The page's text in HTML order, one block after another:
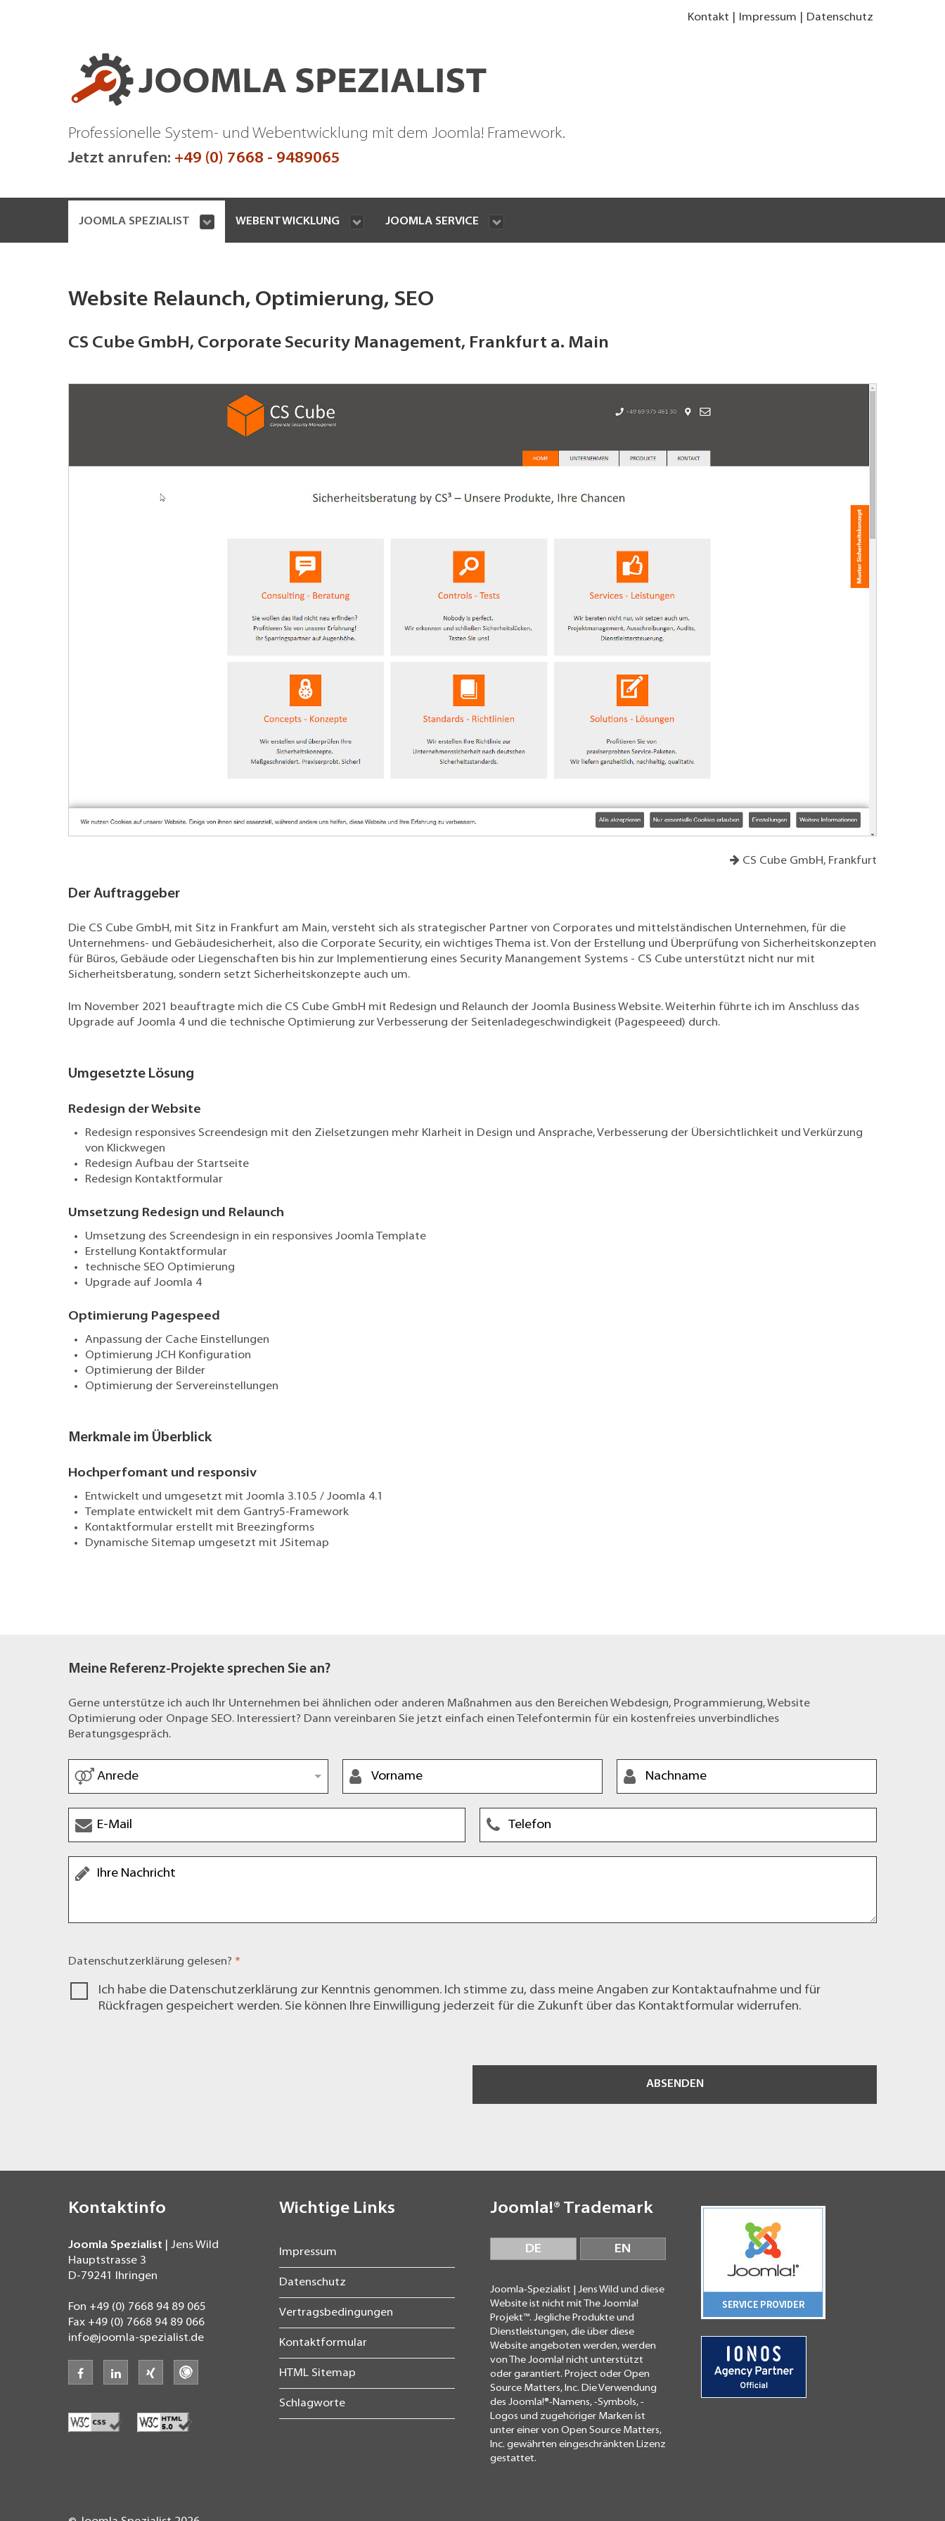
Kontakt Impressum Datenschutz
Professionelle System- und Webentwicklung mit dem Joomla! Framework.
Jetzt anrufen: +49 (0) 7668 - 9489065
JOOMLA SPEZIALIST WEBENTWICKLUNG JOOMLA SERVICE
Website Relaunch, Optimierung, SEO
CS Cube GmbH, Corporate Security Management, Frankfurt a. Main
CS Cube GmbH, Frankfurt
Der Auftraggeber
Die CS Cube GmbH, mit Sitz in Frankfurt am Main, versteht sich als strategischer Partner von Corporates und mittelständischen Unternehmen, für die
Unternehmens- und Gebäudesicherheit, also die Corporate Security, ein wichtiges Thema ist. Von der Erstellung und Überprüfung von Sicherheitskonzepten
für Büros, Gebäude oder Liegenschaften bis hin zur Implementierung eines Security Manangement Systems - CS Cube unterstützt nicht nur mit
Sicherheitsberatung, sondern setzt Sicherheitskonzepte auch um.
Im November 2021 beauftragte mich die CS Cube GmbH mit Redesign und Relaunch der Joomla Business Website. Weiterhin führte ich im Anschluss das
Upgrade auf Joomla 4 und die technische Optimierung zur Verbesserung der Seitenladegeschwindigkeit (Pagespeeed) durch.
Umgesetzte Lösung
Redesign der Website
Redesign responsives Screendesign mit den Zielsetzungen mehr Klarheit in Design und Ansprache, Verbesserung der Übersichtlichkeit und Verkürzung
von Klickwegen
Redesign Aufbau der Startseite
Redesign Kontaktformular
Umsetzung Redesign und Relaunch
Umsetzung des Screendesign in ein responsives Joomla Template
Erstellung Kontaktformular
technische SEO Optimierung
Upgrade auf Joomla 4
Optimierung Pagespeed
Anpassung der Cache Einstellungen
Optimierung JCH Konfiguration
Optimierung der Bilder
Optimierung der Servereinstellungen
Merkmale im Überblick
Hochperfomant und responsiv
Entwickelt und umgesetzt mit Joomla 3.10.5 / Joomla 4.1
Template entwickelt mit dem Gantry5-Framework
Kontaktformular erstellt mit Breezingforms
Dynamische Sitemap umgesetzt mit JSitemap
Meine Referenz-Projekte sprechen Sie an?
Gerne unterstütze ich auch Ihr Unternehmen bei ähnlichen oder anderen Maßnahmen aus den Bereichen Webdesign, Programmierung, Website
Optimierung oder Onpage SEO. Interessiert? Dann vereinbaren Sie jetzt einfach einen Telefontermin für ein kostenfreies unverbindliches
Beratungsgespräch.
Anrede
Datenschutzerklärung gelesen? *
Ich habe die Datenschutzerklärung zur Kenntnis genommen. Ich stimme zu, dass meine Angaben zur Kontaktaufnahme und für
Rückfragen gespeichert werden. Sie können Ihre Einwilligung jederzeit für die Zukunft über das Kontaktformular widerrufen.
ABSENDEN
Kontaktinfo
Joomla Spezialist | Jens Wild
Hauptstrasse 3
D-79241
Ihringen
Fon +49 (0) 7668 94 89 065
Fax +49 (0) 7668 94 89 066
info@joomla-spezialist.de
facebooklinkedin xing
Wichtige Links
Impressum
Datenschutz
Vertragsbedingungen
Kontaktformular
HTML Sitemap
Schlagworte
Joomla!® Trademark
DE EN
Joomla-Spezialist | Jens Wild und diese
Website ist nicht mit The Joomla!
Projekt™. Jegliche Produkte und
Dienstleistungen, die über diese
Website angeboten werden, werden
von The Joomla! nicht unterstützt
oder garantiert. Project oder Open
Source Matters, Inc. Die Verwendung
des Joomla!®-Namens, -Symbols, -
Logos und zugehöriger Marken ist
unter einer von Open Source Matters,
Inc. gewährten eingeschränkten Lizenz
gestattet.